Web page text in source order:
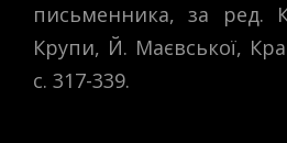
письменника, за ред.
Крупи, Й. Маєвської,
с. 317-339.